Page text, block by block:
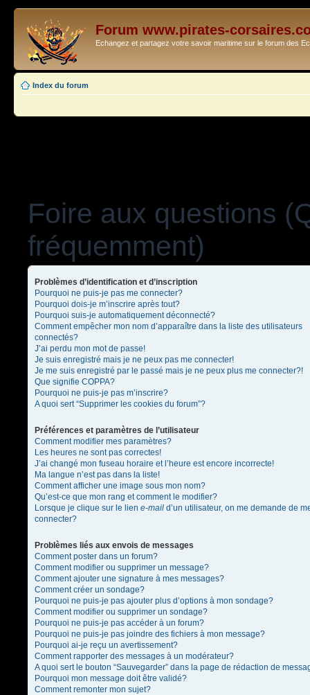
Forum www.pirates-
Echangez et partagez votre savoir maritime sur le forum des
Index du forum
Foire aux questions
fréquemment)
Problèmes d’identification et d’inscription
Pourquoi ne puis-je pas me connecter?
Pourquoi dois-je m’inscrire après tout?
Pourquoi suis-je automatiquement déconnecté?
Comment empêcher mon nom d’apparaître dans la liste des utilisateurs
connectés?
J’ai perdu mon mot de passe!
Je suis enregistré mais je ne peux pas me connecter!
Je me suis enregistré par le passé mais je ne peux plus me connecter?!
Que signifie COPPA?
Pourquoi ne puis-je pas m’inscrire?
A quoi sert “Supprimer les cookies du forum”?
Préférences et paramètres de l’utilisateur
Comment modifier mes paramètres?
Les heures ne sont pas correctes!
J’ai changé mon fuseau horaire et l’heure est encore incorrecte!
Ma langue n’est pas dans la liste!
Comment afficher une image sous mon nom?
Qu’est-ce que mon rang et comment le modifier?
Lorsque je clique sur le lien e-mail d’un utilisateur, on me demande de
connecter?
Problèmes liés aux envois de messages
Comment poster dans un forum?
Comment modifier ou supprimer un message?
Comment ajouter une signature à mes messages?
Comment créer un sondage?
Pourquoi ne puis-je pas ajouter plus d’options à mon sondage?
Comment modifier ou supprimer un sondage?
Pourquoi ne puis-je pas accéder à un forum?
Pourquoi ne puis-je pas joindre des fichiers à mon message?
Pourquoi ai-je reçu un avertissement?
Comment rapporter des messages à un modérateur?
A quoi sert le bouton “Sauvegarder” dans la page de rédaction de
Pourquoi mon message doit être validé?
Comment remonter mon sujet?